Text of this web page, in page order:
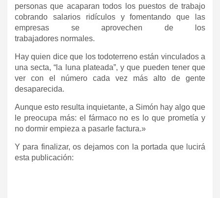
personas que acaparan todos los puestos de trabajo
cobrando salarios ridículos y fomentando que las
empresas se aprovechen de los
trabajadores normales.
Hay quien dice que los todoterreno están vinculados a
una secta, “la luna plateada”, y que pueden tener que
ver con el número cada vez más alto de gente
desaparecida.
Aunque esto resulta inquietante, a Simón hay algo que
le preocupa más: el fármaco no es lo que prometía y
no dormir empieza a pasarle factura.»
Y para finalizar, os dejamos con la portada que lucirá
esta publicación: